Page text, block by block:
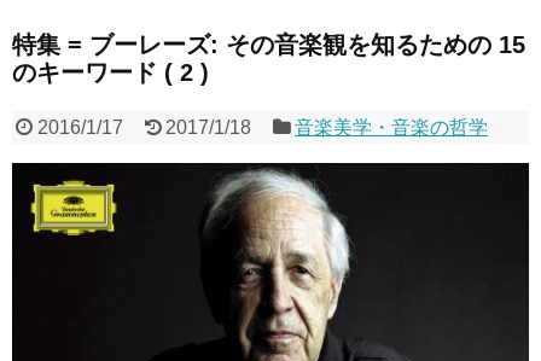
特集 = ブーレーズ: その音楽観を知るための 15
のキーワード ( 2 )
2016/1/17 2017/1/18 音楽美学・音楽の哲学